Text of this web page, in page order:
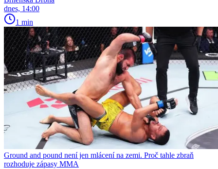
dnes, 14:00
1 min
Ground and pound není jen mlácení na zemi. Proč tahle zbraň
rozhoduje zápasy MMA